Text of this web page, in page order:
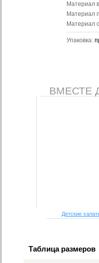
Материал
Материал
Материал
Упаковка:
ВМЕСТЕ
Детские
Таблица размеров